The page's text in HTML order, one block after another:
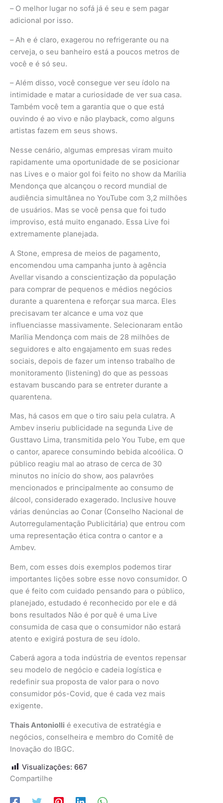
– O melhor lugar no sofá já é seu e sem pagar
adicional por isso.
– Ah e é claro, exagerou no refrigerante ou na
cerveja, o seu banheiro está a poucos metros de
você e é só seu.
– Além disso, você consegue ver seu ídolo na
intimidade e matar a curiosidade de ver sua casa.
Também você tem a garantia que o que está
ouvindo é ao vivo e não playback, como alguns
artistas fazem em seus shows.
Nesse cenário, algumas empresas viram muito
rapidamente uma oportunidade de se posicionar
nas Lives e o maior gol foi feito no show da Marília
Mendonça que alcançou o record mundial de
audiência simultânea no YouTube com 3,2 milhões
de usuários. Mas se você pensa que foi tudo
improviso, está muito enganado. Essa Live foi
extremamente planejada.
A Stone, empresa de meios de pagamento,
encomendou uma campanha junto à agência
Avellar visando a conscientização da população
para comprar de pequenos e médios negócios
durante a quarentena e reforçar sua marca. Eles
precisavam ter alcance e uma voz que
influenciasse massivamente. Selecionaram então
Marília Mendonça com mais de 28 milhões de
seguidores e alto engajamento em suas redes
sociais, depois de fazer um intenso trabalho de
monitoramento (listening) do que as pessoas
estavam buscando para se entreter durante a
quarentena.
Mas, há casos em que o tiro saiu pela culatra. A
Ambev inseriu publicidade na segunda Live de
Gusttavo Lima, transmitida pelo You Tube, em que
o cantor, aparece consumindo bebida alcoólica. O
público reagiu mal ao atraso de cerca de 30
minutos no início do show, aos palavrões
mencionados e principalmente ao consumo de
álcool, considerado exagerado. Inclusive houve
várias denúncias ao Conar (Conselho Nacional de
Autorregulamentação Publicitária) que entrou com
uma representação ética contra o cantor e a
Ambev.
Bem, com esses dois exemplos podemos tirar
importantes lições sobre esse novo consumidor. O
que é feito com cuidado pensando para o público,
planejado, estudado é reconhecido por ele e dá
bons resultados Não é por quê é uma Live
consumida de casa que o consumidor não estará
atento e exigirá postura de seu ídolo.
Caberá agora a toda indústria de eventos repensar
seu modelo de negócio e cadeia logística e
redefinir sua proposta de valor para o novo
consumidor pós-Covid, que é cada vez mais
exigente.
Thais Antoniolli é executiva de estratégia e
negócios, conselheira e membro do Comitê de
Inovação do IBGC.
Visualizações: 667
Compartilhe